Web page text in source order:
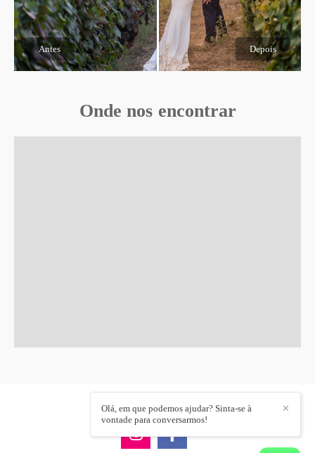
Antes Depois
Onde nos encontrar
✕
Olá, em que podemos ajudar? Sinta-se à
vontade para conversarmos!